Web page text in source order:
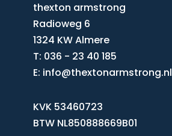
thexton armstrong
Radioweg 6
1324 KW Almere
T: 036 - 23 40 185
E: info@thextonarmstrong.nl
KVK 53460723
BTW NL850888669B01